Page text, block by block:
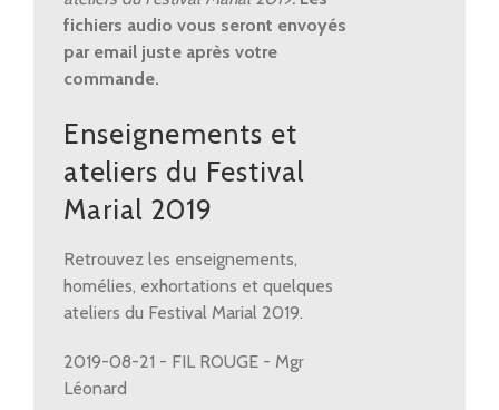
2019
quantity
fichiers audio vous seront envoyés
par email juste après votre
commande.
Enseignements et
ateliers du Festival
Marial 2019
Retrouvez les enseignements,
homélies, exhortations et quelques
ateliers du Festival Marial 2019.
2019-08-21 - FIL ROUGE - Mgr
Léonard